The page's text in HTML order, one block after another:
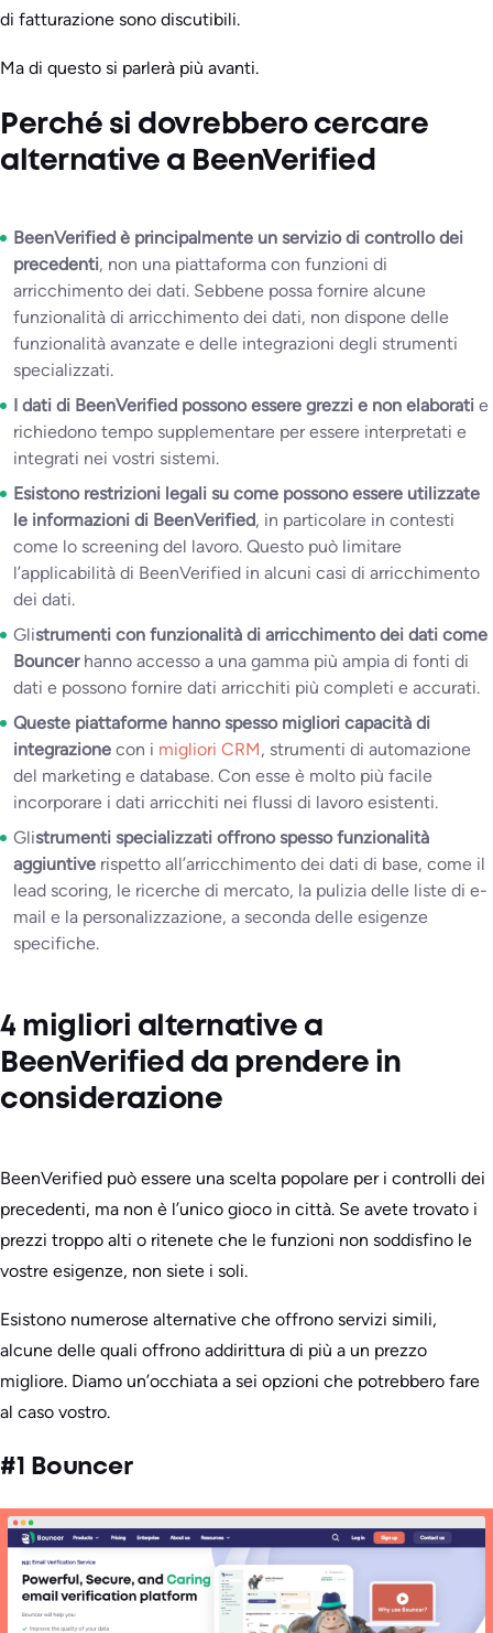
di fatturazione sono discutibili.
Ma di questo si parlerà più avanti.
Perché si dovrebbero cercare
alternative a BeenVerified
BeenVerified è principalmente un servizio di controllo dei
precedenti, non una piattaforma con funzioni di
arricchimento dei dati. Sebbene possa fornire alcune
funzionalità di arricchimento dei dati, non dispone delle
funzionalità avanzate e delle integrazioni degli strumenti
specializzati.
I dati di BeenVerified possono essere grezzi e non elaborati e
richiedono tempo supplementare per essere interpretati e
integrati nei vostri sistemi.
Esistono restrizioni legali su come possono essere utilizzate
le informazioni di BeenVerified, in particolare in contesti
come lo screening del lavoro. Questo può limitare
l’applicabilità di BeenVerified in alcuni casi di arricchimento
dei dati.
Glistrumenti con funzionalità di arricchimento dei dati come
Bouncer hanno accesso a una gamma più ampia di fonti di
dati e possono fornire dati arricchiti più completi e accurati.
Queste piattaforme hanno spesso migliori capacità di
integrazione con i migliori CRM, strumenti di automazione
del marketing e database. Con esse è molto più facile
incorporare i dati arricchiti nei flussi di lavoro esistenti.
Glistrumenti specializzati offrono spesso funzionalità
aggiuntive rispetto all’arricchimento dei dati di base, come il
lead scoring, le ricerche di mercato, la pulizia delle liste di e-
mail e la personalizzazione, a seconda delle esigenze
specifiche.
4 migliori alternative a
BeenVerified da prendere in
considerazione
BeenVerified può essere una scelta popolare per i controlli dei
precedenti, ma non è l’unico gioco in città. Se avete trovato i
prezzi troppo alti o ritenete che le funzioni non soddisfino le
vostre esigenze, non siete i soli.
Esistono numerose alternative che offrono servizi simili,
alcune delle quali offrono addirittura di più a un prezzo
migliore. Diamo un’occhiata a sei opzioni che potrebbero fare
al caso vostro.
#1 Bouncer